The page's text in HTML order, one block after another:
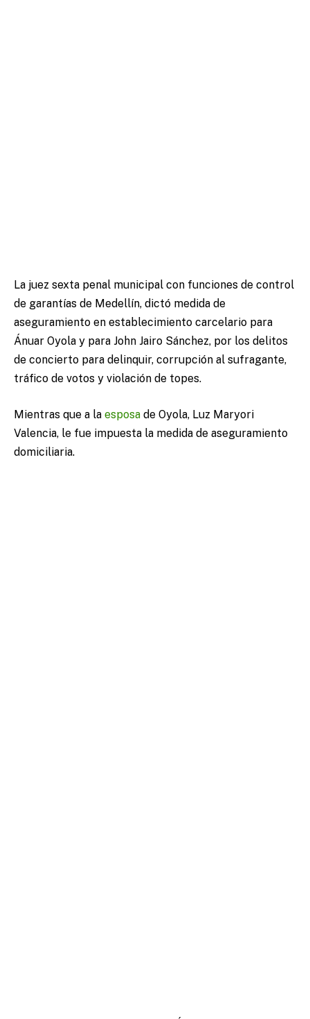
La juez sexta penal municipal con funciones de control
de garantías de Medellín, dictó medida de
aseguramiento en establecimiento carcelario para
Ánuar Oyola y para John Jairo Sánchez, por los delitos
de concierto para delinquir, corrupción al sufragante,
tráfico de votos y violación de topes.
Mientras que a la esposa de Oyola, Luz Maryori
Valencia, le fue impuesta la medida de aseguramiento
domiciliaria.